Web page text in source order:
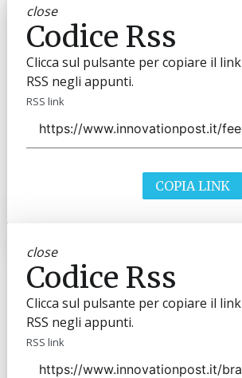
close
Codice Rss
Clicca sul pulsante per copiare il link
RSS negli appunti.
RSS link
COPIA LINK
close
Codice Rss
Clicca sul pulsante per copiare il link
RSS negli appunti.
RSS link